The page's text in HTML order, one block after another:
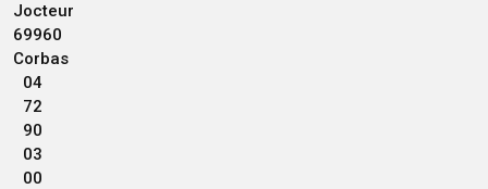
Jocteur
69960
Corbas
04
72
90
03
00